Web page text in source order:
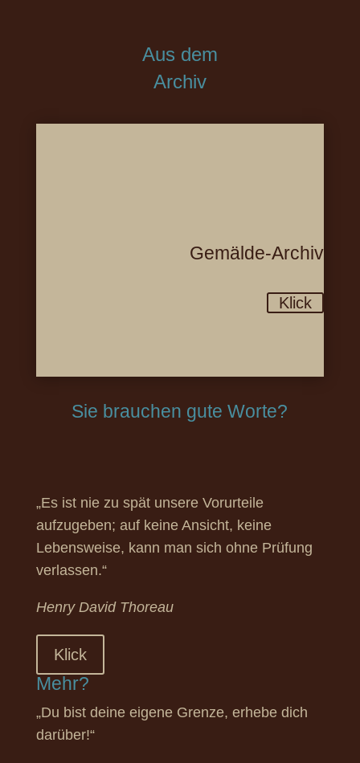
Aus dem
Archiv
Gemälde-Archiv
Klick
Sie brauchen gute Worte?
„Es ist nie zu spät unsere Vorurteile
aufzugeben; auf keine Ansicht, keine
Lebensweise, kann man sich ohne Prüfung
verlassen.“
Henry David Thoreau
Klick
Mehr?
„Du bist deine eigene Grenze, erhebe dich
darüber!“